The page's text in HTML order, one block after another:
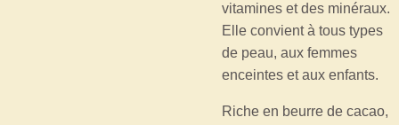
vitamines et des minéraux.
Elle convient à tous types
de peau, aux femmes
enceintes et aux enfants.
Riche en beurre de cacao,